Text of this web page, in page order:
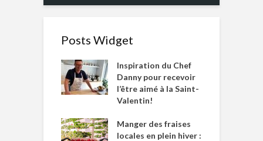
Posts Widget
Inspiration du Chef
Danny pour recevoir
l’être aimé à la Saint-
Valentin!
Manger des fraises
locales en plein hiver :